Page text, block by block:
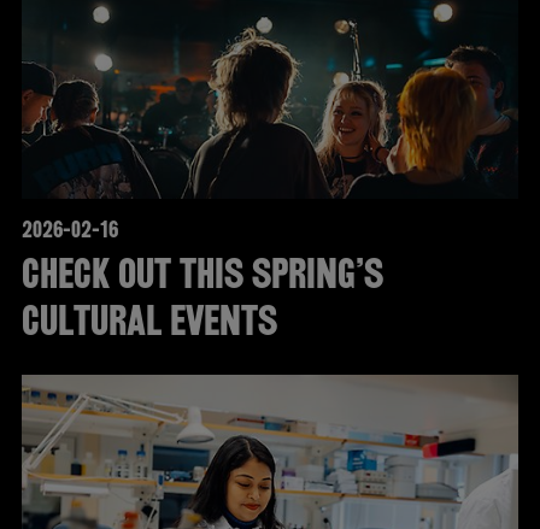
2026-02-16
Check out this spring’s
cultural events